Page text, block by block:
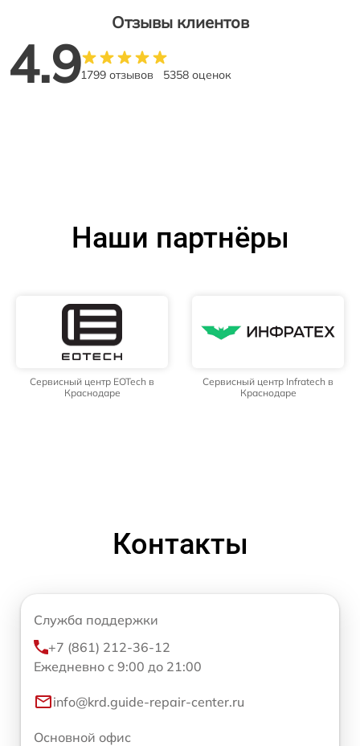
Отзывы клиентов
4.91799 отзывов 5358 оценок
Наши партнёры
Сервисный центр EOTech в
Краснодаре
Сервисный центр Infratech в
Краснодаре
Контакты
Служба поддержки
+7 (861) 212-36-12
Ежедневно с 9:00 до 21:00
info@krd.guide-repair-center.ru
Основной офис